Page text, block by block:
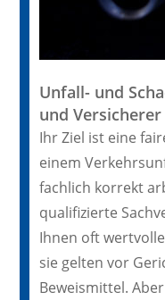
Unfall- und
und Versicherer
Ihr Ziel ist eine
einem
fachlich korrekt
qualifizierte
Ihnen oft
sie gelten vor
Beweismittel.